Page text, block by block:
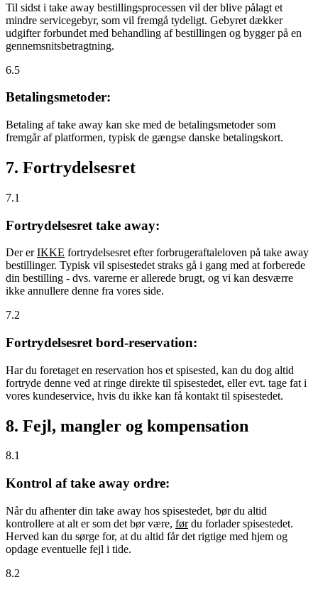
Til sidst i take away bestillingsprocessen vil der blive pålagt et
mindre servicegebyr, som vil fremgå tydeligt. Gebyret dækker
udgifter forbundet med behandling af bestillingen og bygger på en
gennemsnitsbetragtning.
6.5
Betalingsmetoder:
Betaling af take away kan ske med de betalingsmetoder som
fremgår af platformen, typisk de gængse danske betalingskort.
7. Fortrydelsesret
7.1
Fortrydelsesret take away:
Der erIKKE fortrydelsesret efter forbrugeraftaleloven på take away
bestillinger. Typisk vil spisestedet straks gå i gang med at forberede
din bestilling - dvs. varerne er allerede brugt, og vi kan desværre
ikke annullere denne fra vores side.
7.2
Fortrydelsesret bord-reservation:
Har du foretaget en reservation hos et spisested, kan du dog altid
fortryde denne ved at ringe direkte til spisestedet, eller evt. tage fat i
vores kundeservice, hvis du ikke kan få kontakt til spisestedet.
8. Fejl, mangler og kompensation
8.1
Kontrol af take away ordre:
Når du afhenter din take away hos spisestedet, bør du altid
kontrollere at alt er som det bør være, førdu forlader spisestedet.
Herved kan du sørge for, at du altid får det rigtige med hjem og
opdage eventuelle fejl i tide.
8.2